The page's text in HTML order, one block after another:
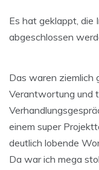
Es hat geklappt, die
abgeschlossen
Das waren ziemlich
Verantwortung und
einem super
deutlich lobende
Da war ich mega